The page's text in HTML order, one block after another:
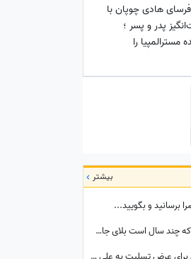
هادی چوپان با
پدر و پسر ؛
مسترالمپیا را
بیشتر
برسانید و بگویید...
هشدار جدی سرمربی پرسپولیس برای موردی که چند سال است بلای جان این تیم شده: بفهمم برخورد جدی می‌کنم